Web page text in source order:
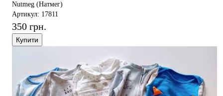
Nutmeg (Натмег)
Артикул: 17811
350 грн.
Купити